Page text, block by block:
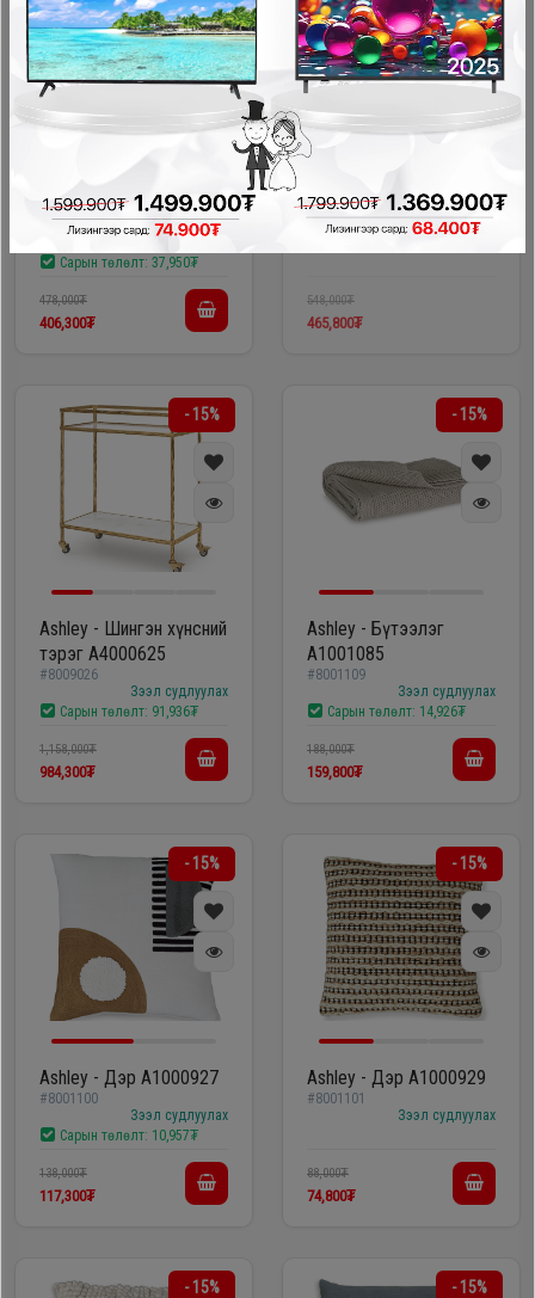
A2000747
#8009024
Зээл судлуулах
Сарын төлөлт: 37,950₮
478,000₮
406,300₮
A2000748
#8009025
548,000₮
465,800₮
- 15%
Ashley - Шингэн хүнсний
тэрэг A4000625
#8009026
Зээл судлуулах
Сарын төлөлт: 91,936₮
1,158,000₮
984,300₮
- 15%
Ashley - Бүтээлэг
A1001085
#8001109
Зээл судлуулах
Сарын төлөлт: 14,926₮
188,000₮
159,800₮
- 15%
Ashley - Дэр A1000927
#8001100
Зээл судлуулах
Сарын төлөлт: 10,957₮
138,000₮
117,300₮
- 15%
Ashley - Дэр A1000929
#8001101
Зээл судлуулах
88,000₮
74,800₮
- 15% - 15%